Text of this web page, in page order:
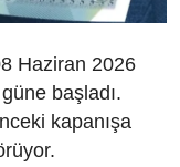
Haziran 2026
başladı.
kapanışa